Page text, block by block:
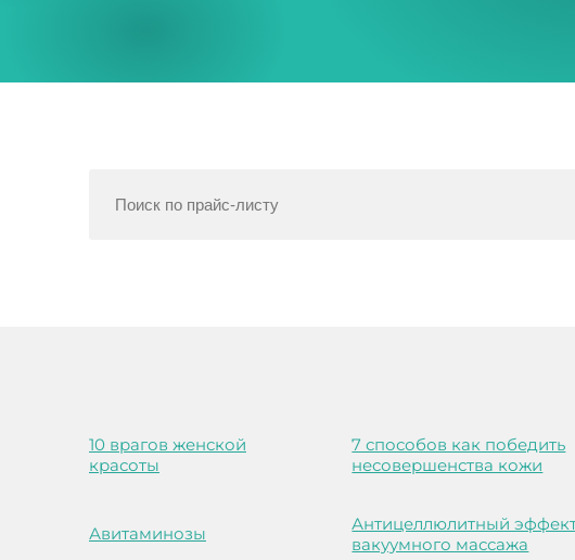
10 врагов женской
красоты
7 способов как победить
несовершенства кожи
Авитаминозы
Антицеллюлитный
вакуумного массажа